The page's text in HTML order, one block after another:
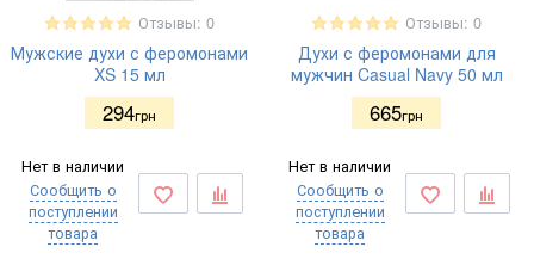
Отзывы: 0
Мужские духи с феромонами
XS 15 мл
294грн
Нет в наличии
Сообщить о
поступлении
товара
Отзывы: 0
Духи с феромонами для
мужчин Casual Navy 50 мл
665грн
Нет в наличии
Сообщить о
поступлении
товара